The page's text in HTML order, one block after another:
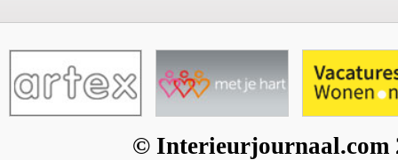
© Interieurjournaal.com